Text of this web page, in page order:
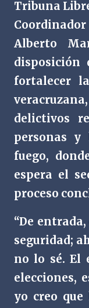
Tribuna
Alberto
disposición
fortalecer
delictivos
personas y
fuego,
espera el
proceso
“De
seguridad;
no lo sé. El
elecciones,
yo creo